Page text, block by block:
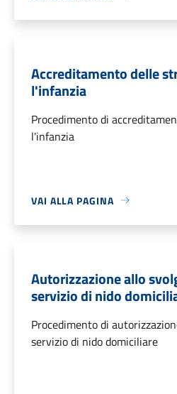
Accreditamento delle
l'infanzia
Procedimento di
l'infanzia
VAI ALLA PAGINA
Autorizzazione allo
servizio di nido
Procedimento di
servizio di nido domiciliare